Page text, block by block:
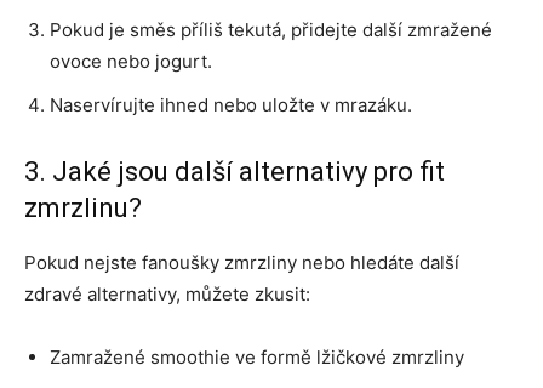
Pokud je směs příliš tekutá, přidejte další zmražené
ovoce nebo jogurt.
Naservírujte ihned nebo uložte v mrazáku.
3. Jaké jsou další alternativy pro fit
zmrzlinu?
Pokud nejste fanoušky zmrzliny nebo hledáte další
zdravé alternativy, můžete zkusit:
Zamražené smoothie ve formě lžičkové zmrzliny